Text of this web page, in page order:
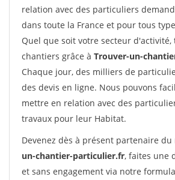
relation avec des particuliers
dans toute la France et pour tous
Quel que soit votre secteur d'activité,
chantiers grâce à Trouver-un-
Chaque jour, des milliers de
des devis en ligne. Nous pouvons
mettre en relation avec des
travaux pour leur Habitat.
Devenez dès à présent partenaire du
un-chantier-particulier.fr, faites une
et sans engagement via notre